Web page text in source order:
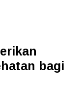
bagi